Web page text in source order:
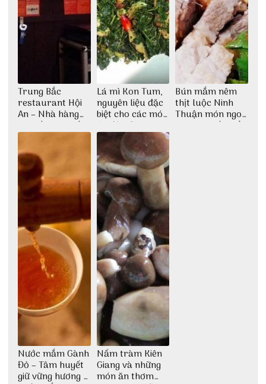
Trung Bắc
restaurant Hội
An – Nhà hàng
cao lầu có thiết
kế vô cùng ấn
tượng giữa lòng
phố Hội
Lá mì Kon Tum,
nguyên liệu đặc
biệt cho các món
ăn độc đáo
Bún mắm nêm
thịt luộc Ninh
Thuận món ngon
dân dã miền biển
Nước mắm Gành
Đỏ – Tâm huyết
giữ vững hương vị
Nấm tràm Kiên
Giang và những
món ăn thơm